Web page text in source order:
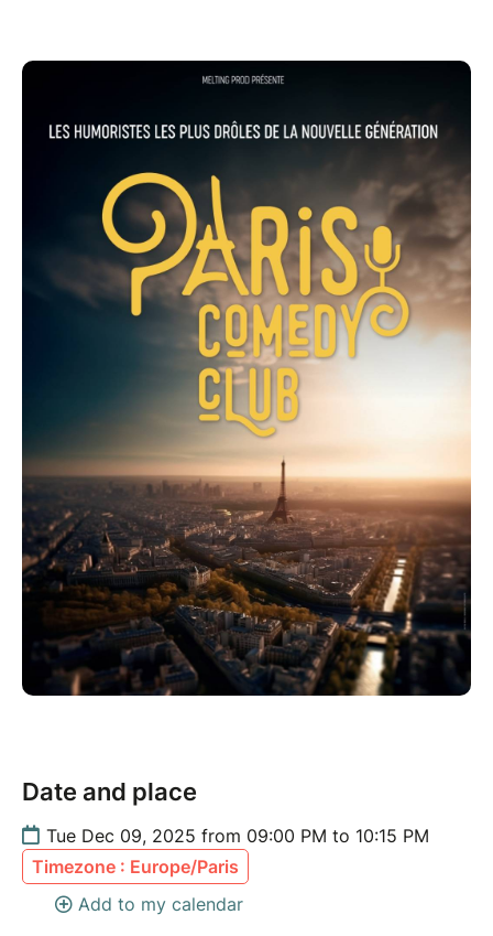
Date and place
Tue Dec 09, 2025 from 09:00 PM to 10:15 PM
Timezone : Europe/Paris
Add to my calendar